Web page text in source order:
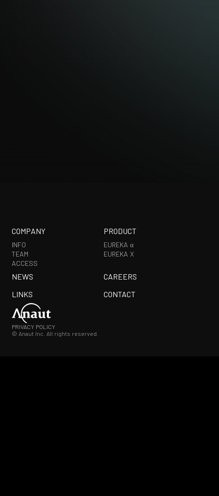
COMPANY
INFO
TEAM
ACCESS
PRODUCT
EUREKA α
EUREKA X
NEWS
CAREERS
LINKS
CONTACT
© Anaut Inc. All rights reserved.
PRIVACY POLICY